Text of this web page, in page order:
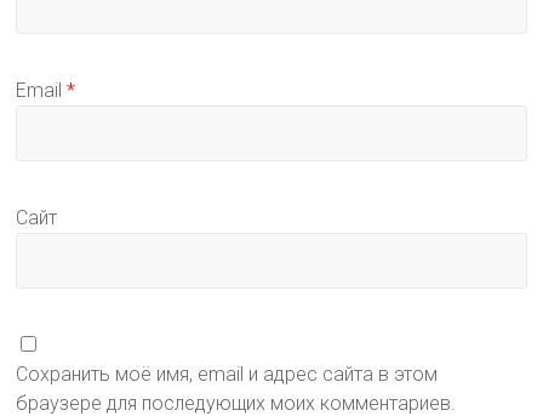
Email*
Сайт
Сохранить моё имя, email и адрес сайта в этом
браузере для последующих моих комментариев.